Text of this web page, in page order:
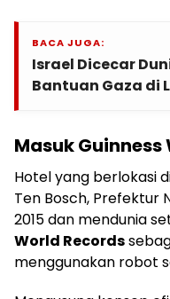
BACA JUGA:
Israel Dicecar
Bantuan Gaza di
Masuk
Hotel yang berlokasi
Ten Bosch, Prefektur
2015 dan mendunia
World Records
menggunakan robot